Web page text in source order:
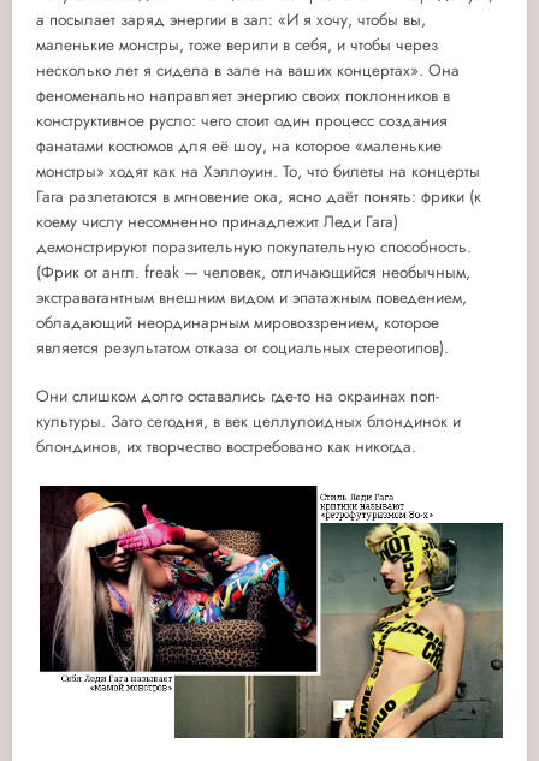
а посылает заряд энергии в зал: «И я хочу, чтобы вы,
маленькие монстры, тоже верили в себя, и чтобы через
несколько лет я сидела в зале на ваших концертах». Она
феноменально направляет энергию своих поклонников в
конструктивное русло: чего стоит один процесс создания
фанатами костюмов для её шоу, на которое «маленькие
монстры» ходят как на Хэллоуин. То, что билеты на концерты
Гага разлетаются в мгновение ока, ясно даёт понять: фрики (к
коему числу несомненно принадлежит Леди Гага)
демонстрируют поразительную покупательную способность.
(Фрик от англ. freak — человек, отличающийся необычным,
экстравагантным внешним видом и эпатажным поведением,
обладающий неординарным мировоззрением, которое
является результатом отказа от социальных стереотипов).
Они слишком долго оставались где-то на окраинах поп-
культуры. Зато сегодня, в век целлулоидных блондинок и
блондинов, их творчество востребовано как никогда.